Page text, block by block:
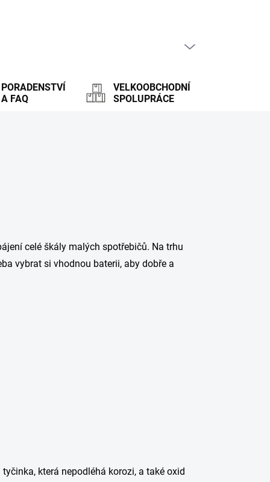
PORADENSTVÍ
A FAQ
VELKOOBCHODNÍ
SPOLUPRÁCE
celé škály malých spotřebičů. Na trhu
vybrat si vhodnou baterii, aby dobře a
která nepodléhá korozi, a také oxid